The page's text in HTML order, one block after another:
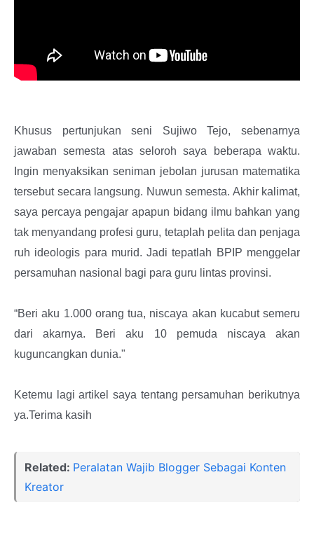
Khusus pertunjukan seni Sujiwo Tejo, sebenarnya
jawaban semesta atas seloroh saya beberapa waktu.
Ingin menyaksikan seniman jebolan jurusan matematika
tersebut secara langsung. Nuwun semesta. Akhir kalimat,
saya percaya pengajar apapun bidang ilmu bahkan yang
tak menyandang profesi guru, tetaplah pelita dan penjaga
ruh ideologis para murid. Jadi tepatlah BPIP menggelar
persamuhan nasional bagi para guru lintas provinsi.
“Beri aku 1.000 orang tua, niscaya akan kucabut semeru
dari akarnya. Beri aku 10 pemuda niscaya akan
kuguncangkan dunia."
Ketemu lagi artikel saya tentang persamuhan berikutnya
ya.Terima kasih
Related: Peralatan Wajib Blogger Sebagai Konten
Kreator